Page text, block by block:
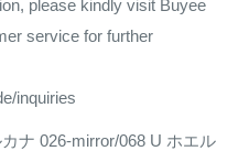
please kindly visit Buyee
service for further
inquiries
ナ 026-mirror/068 U ホエル